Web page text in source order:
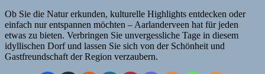
Ob Sie die Natur erkunden, kulturelle Highlights entdecken oder
einfach nur entspannen möchten – Aarlanderveen hat für jeden
etwas zu bieten. Verbringen Sie unvergessliche Tage in diesem
idyllischen Dorf und lassen Sie sich von der Schönheit und
Gastfreundschaft der Region verzaubern.